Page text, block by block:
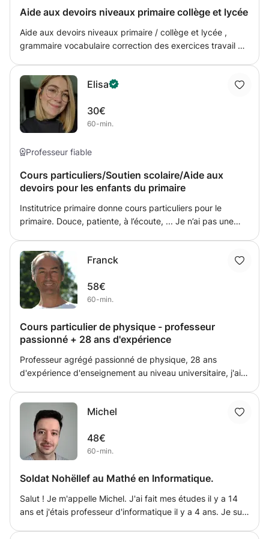
planifier son travail. Je lui explique aussi comment
aborder un exercice de math, comment vérifier une
réponse...
Aide aux devoirs niveaux primaire collège et lycée
Aide aux devoirs niveaux primaire / collège et lycée ,
grammaire vocabulaire correction des exercices travail à
meilleur note
Elisa
30€
60-min.
Professeur fiable
Cours particuliers/Soutien scolaire/Aide aux
devoirs pour les enfants du primaire
Institutrice primaire donne cours particuliers pour le
primaire. Douce, patiente, à l’écoute, ... Je n’ai pas une
les apprentissages de la même façon. Il est donc, selon
moi, impératif de différencier et diversifier ses méthodes
d’enseignement en s’adaptant à chacun.
Franck
58€
60-min.
Cours particulier de physique - professeur
passionné + 28 ans d'expérience
Professeur agrégé passionné de physique, 28 ans
d'expérience d'enseignement au niveau universitaire, j'ai
de vos examens. Ce que j'aime avant tout, c'est travailler
à la compréhension des phénomènes, prérequis
indispensable à la résolution de tout problème. Ensuite, je
crois que c'est en multipliant les exercices qu'on apprend
Je procède toujours en partant de là où en est l'étudiant,
qui a manqué pour réussir. Je propose des cours en visio
ou en face-à-face (si proximité d'Arlon), 1h ou 1h30 selon
vos envies.
Michel
48€
60-min.
Soldat Nohëllef au Mathé en Informatique.
Salut ! Je m'appelle Michel. J'ai fait mes études il y a 14
ans et j'étais professeur d'informatique il y a 4 ans. Je suis